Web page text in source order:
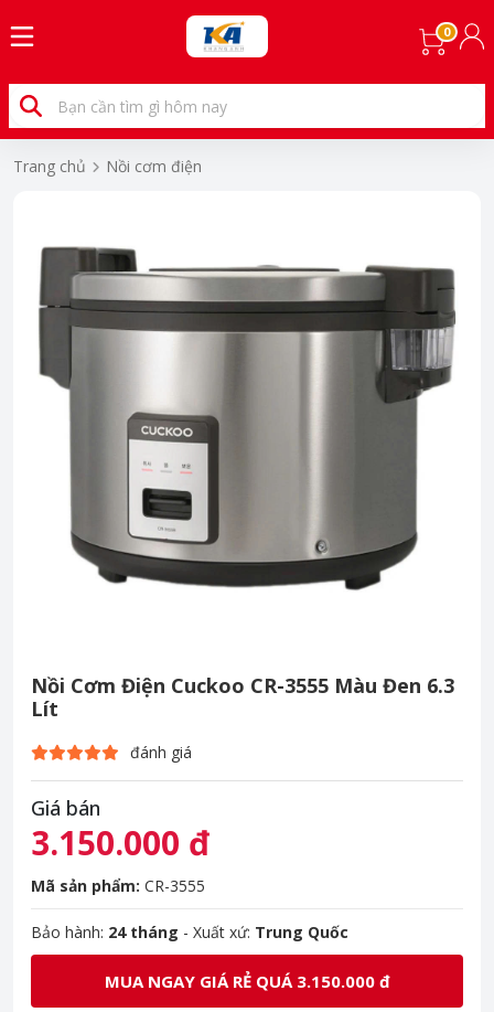
0
Trang chủ Nồi cơm điện
Nồi Cơm Điện Cuckoo CR-3555 Màu Đen 6.3
Lít
đánh giá
Giá bán
3.150.000 đ
Mã sản phẩm: CR-3555
Bảo hành: 24 tháng - Xuất xứ: Trung Quốc
MUA NGAY GIÁ RẺ QUÁ 3.150.000 đ